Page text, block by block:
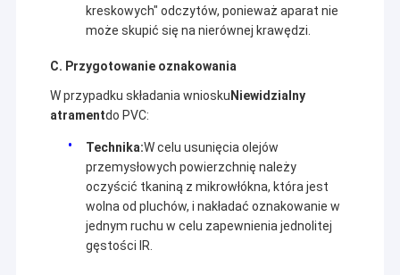
kreskowych" odczytów, ponieważ aparat nie
może skupić się na nierównej krawędzi.
C. Przygotowanie oznakowania
W przypadku składania wniosku Niewidzialny
atramentdo PVC:
Technika:W celu usunięcia olejów
przemysłowych powierzchnię należy
oczyścić tkaniną z mikrowłókna, która jest
wolna od pluchów, i nakładać oznakowanie w
jednym ruchu w celu zapewnienia jednolitej
gęstości IR.